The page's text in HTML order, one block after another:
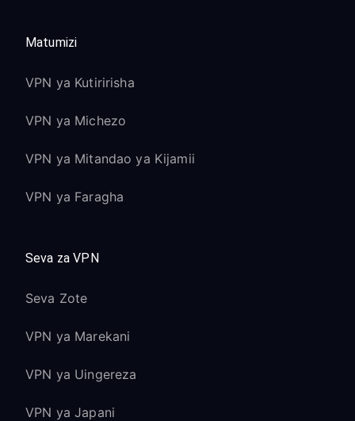
Matumizi
VPN ya Kutiririsha
VPN ya Michezo
VPN ya Mitandao ya Kijamii
VPN ya Faragha
Seva za VPN
Seva Zote
VPN ya Marekani
VPN ya Uingereza
VPN ya Japani